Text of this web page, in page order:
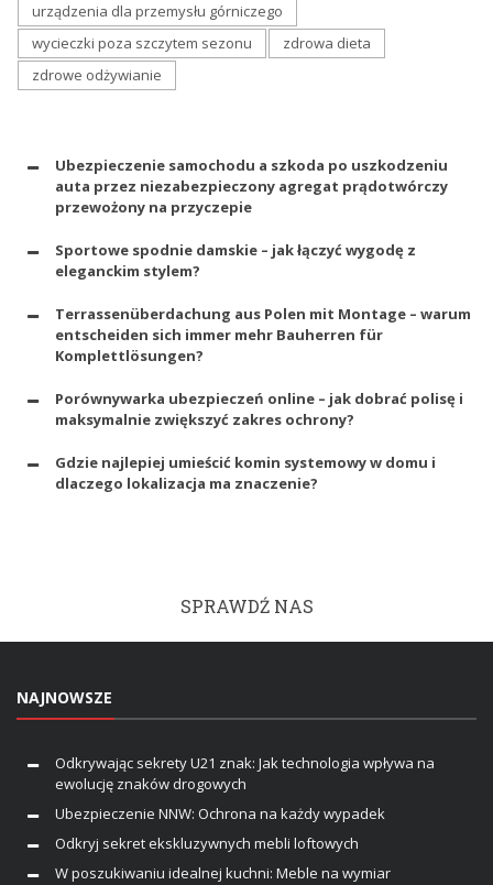
urządzenia dla przemysłu górniczego
wycieczki poza szczytem sezonu
zdrowa dieta
zdrowe odżywianie
Ubezpieczenie samochodu a szkoda po uszkodzeniu
auta przez niezabezpieczony agregat prądotwórczy
przewożony na przyczepie
Sportowe spodnie damskie – jak łączyć wygodę z
eleganckim stylem?
Terrassenüberdachung aus Polen mit Montage – warum
entscheiden sich immer mehr Bauherren für
Komplettlösungen?
Porównywarka ubezpieczeń online – jak dobrać polisę i
maksymalnie zwiększyć zakres ochrony?
Gdzie najlepiej umieścić komin systemowy w domu i
dlaczego lokalizacja ma znaczenie?
SPRAWDŹ NAS
NAJNOWSZE
Odkrywając sekrety U21 znak: Jak technologia wpływa na
ewolucję znaków drogowych
Ubezpieczenie NNW: Ochrona na każdy wypadek
Odkryj sekret ekskluzywnych mebli loftowych
W poszukiwaniu idealnej kuchni: Meble na wymiar